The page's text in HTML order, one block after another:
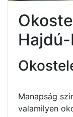
Manapság
valamilyen